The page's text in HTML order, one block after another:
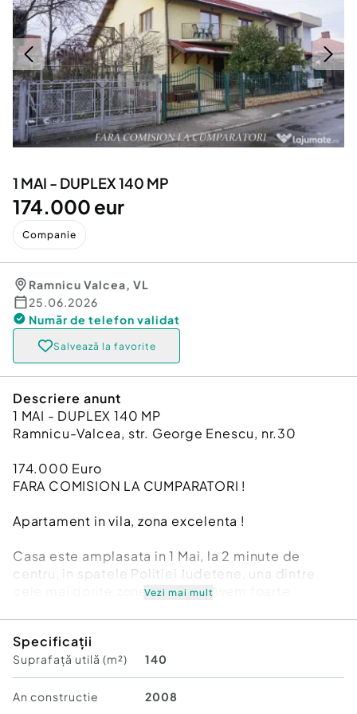
Servicii
Animale de companie
Afaceri și echipamente profesionale
Inchiriere Bunuri si Vehicule
Utilaje agricole si industriale
Piese auto si accesorii
Dacia Duster
1 MAI - DUPLEX 140 MP
174.000 eur
Companie
Ramnicu Valcea, VL
25.06.2026
Număr de telefon validat
Salvează la favorite
Descriere anunt
1 MAI - DUPLEX 140 MP
Ramnicu-Valcea, str. George Enescu, nr.30
174.000 Euro
FARA COMISION LA CUMPARATORI !
Apartament in vila, zona excelenta !
Casa este amplasata in 1 Mai, la 2 minute de
centru, in spatele Politiei Judetene, una dintre
cele mai dorite zone din oras. Avem foarte
Zavoi.
Proprietatea are curte de 374 mp, detinuta de 2
proprietari in cote indivize, teren cu proportii
bune, cu un loc de relaxare amenajat peisagistic.
Vezi mai mult
Specificații
Suprafață utilă (m²) 140
An constructie 2008